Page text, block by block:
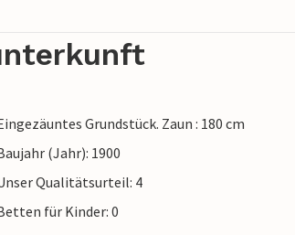
Grundstück. Zaun : 180 cm
(Jahr): 1900
Qualitätsurteil: 4
für Kinder: 0